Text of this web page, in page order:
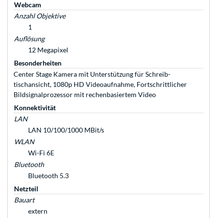
Webcam
Anzahl Objektive
1
Auflösung
12 Megapixel
Besonderheiten
Center Stage Kamera mit Unter­stüt­zung für Schreib­
tischansicht, 1080p HD Video­auf­nahme, Fort­schrittlicher
Bildsignal­prozessor mit rechen­basiertem Video
Konnektivität
LAN
LAN 10/100/1000 MBit/s
WLAN
Wi-Fi 6E
Bluetooth
Bluetooth 5.3
Netzteil
Bauart
extern